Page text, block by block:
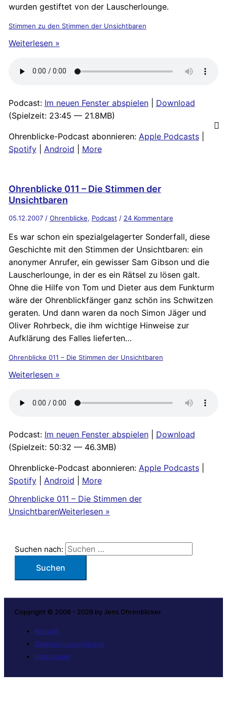
wurden gestiftet von der Lauscherlounge.
Stimmen zu den Stimmen der Unsichtbaren
Weiterlesen »
Podcast: Im neuen Fenster abspielen| Download
(Spielzeit: 23:45 — 21.8MB)
Ohrenblicke-Podcast abonnieren: Apple Podcasts|
Spotify| Android More
Ohrenblicke 011 – Die Stimmen der
Unsichtbaren
05.12.2007 / Ohrenblicke, Podcast / 24 Kommentare
Es war schon ein spezialgelagerter Sonderfall, diese
Geschichte mit den Stimmen der Unsichtbaren: ein
anonymer Anrufer, ein gewisser Sam Gibson und die
Lauscherlounge, in der es ein Rätsel zu lösen galt.
Ohne die Hilfe von Tom und Dieter aus dem Funkturm
wäre der Ohrenblickfänger ganz schön ins Schwitzen
geraten. Und dann waren da noch Simon Jäger und
Oliver Rohrbeck, die ihm wichtige Hinweise zur
Aufklärung des Falles lieferten…
Ohrenblicke 011 – Die Stimmen der Unsichtbaren
Weiterlesen »
Podcast: Im neuen Fenster abspielen| Download
(Spielzeit: 50:32 — 46.3MB)
Ohrenblicke-Podcast abonnieren: Apple Podcasts|
Spotify| Android
More
Ohrenblicke 011 – Die Stimmen der
UnsichtbarenWeiterlesen »
Suchen nach:
Copyright © 2006 - 2026 by Jens Ohrenblicker
Kontakt
Datenschutzerklärung
Impressum